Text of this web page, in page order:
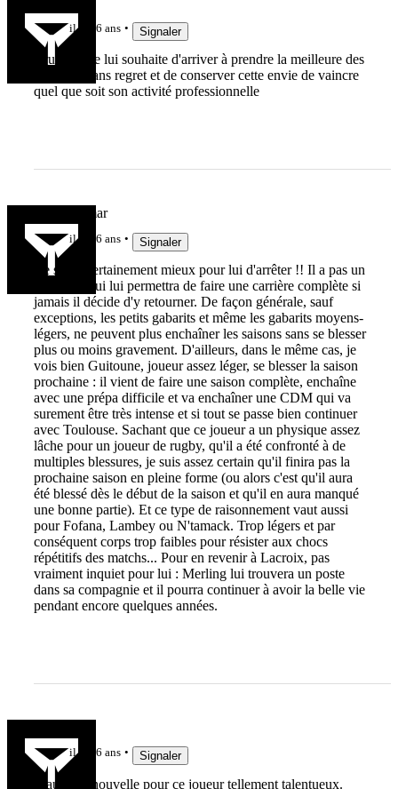
il y a 6 ans Signaler
Cruel ! !! Je lui souhaite d'arriver à prendre la meilleure des
solutions sans regret et de conserver cette envie de vaincre
quel que soit son activité professionnelle
Jean Neymar
il y a 6 ans Signaler
Ce serait certainement mieux pour lui d'arrêter !! Il a pas un
physique qui lui permettra de faire une carrière complète si
jamais il décide d'y retourner. De façon générale, sauf
exceptions, les petits gabarits et même les gabarits moyens-
légers, ne peuvent plus enchaîner les saisons sans se blesser
plus ou moins gravement. D'ailleurs, dans le même cas, je
vois bien Guitoune, joueur assez léger, se blesser la saison
prochaine : il vient de faire une saison complète, enchaîne
avec une prépa difficile et va enchaîner une CDM qui va
surement être très intense et si tout se passe bien continuer
avec Toulouse. Sachant que ce joueur a un physique assez
lâche pour un joueur de rugby, qu'il a été confronté à de
multiples blessures, je suis assez certain qu'il finira pas la
prochaine saison en pleine forme (ou alors c'est qu'il aura
été blessé dès le début de la saison et qu'il en aura manqué
une bonne partie). Et ce type de raisonnement vaut aussi
pour Fofana, Lambey ou N'tamack. Trop légers et par
conséquent corps trop faibles pour résister aux chocs
répétitifs des matchs... Pour en revenir à Lacroix, pas
vraiment inquiet pour lui : Merling lui trouvera un poste
dans sa compagnie et il pourra continuer à avoir la belle vie
pendant encore quelques années.
il y a 6 ans Signaler
Mauvaise nouvelle pour ce joueur tellement talentueux.